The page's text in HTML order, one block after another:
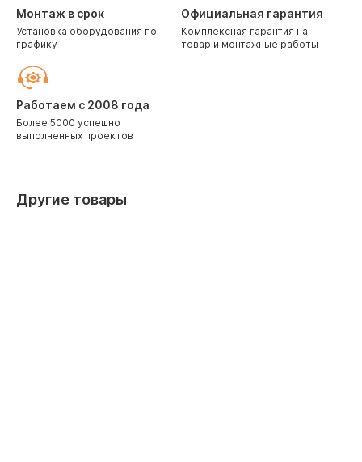
Монтаж в срок
Установка оборудования по
графику
Официальная гарантия
Комплексная гарантия на
товар и монтажные работы
Работаем с 2008 года
Более 5000 успешно
выполненных проектов
Другие товары